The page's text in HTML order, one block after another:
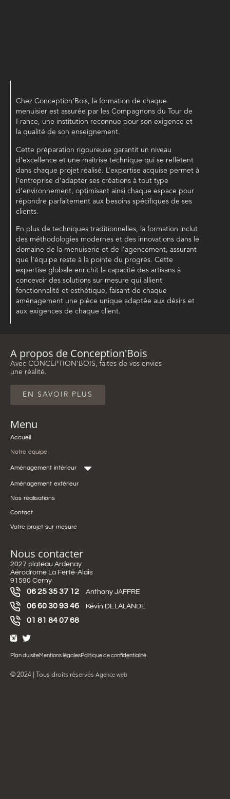
Chez Conception’Bois, la formation de chaque
menuisier est assurée par les Compagnons du Tour de
France, une institution reconnue pour son exigence et
la qualité de son enseignement.
Cette préparation rigoureuse garantit un niveau
d’excellence et une maîtrise technique qui se reflètent
dans chaque projet réalisé. L’expertise acquise permet à
l’entreprise d’adapter ses créations à tout type
d’environnement, optimisant ainsi chaque espace pour
répondre parfaitement aux besoins spécifiques de ses
clients.
En plus de techniques traditionnelles, la formation inclut
des méthodologies modernes et des innovations dans le
domaine de la menuiserie et de l’agencement, assurant
que l’équipe reste à la pointe du progrès. Cette
expertise globale enrichit la capacité des artisans à
concevoir des solutions sur mesure qui allient
fonctionnalité et esthétique, faisant de chaque
aménagement une pièce unique adaptée aux désirs et
aux exigences de chaque client.
A propos de Conception'Bois
Avec CONCEPTION’BOIS, faites de vos envies
une réalité.
EN SAVOIR PLUS
Menu
Accueil
Notre équipe
Aménagement intérieur
Aménagement extérieur
Nos réalisations
Contact
Votre projet sur mesure
Nous contacter
2027 plateau Ardenay
Aérodrome La Ferté-Alais
91590 Cerny
06 25 35 37 12 Anthony JAFFRE
06 60 30 93 46 Kévin DELALANDE
01 81 84 07 68
Plan du siteMentions légalesPolitique de confidentialité
© 2024 | Tous droits réservés Agence web